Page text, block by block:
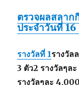
ตรวจผลสลาก
ประจำวันที่
รางวัลที่ 1รางวัล
3 ตัว2 รางวัลๆล
รางวัลๆละ